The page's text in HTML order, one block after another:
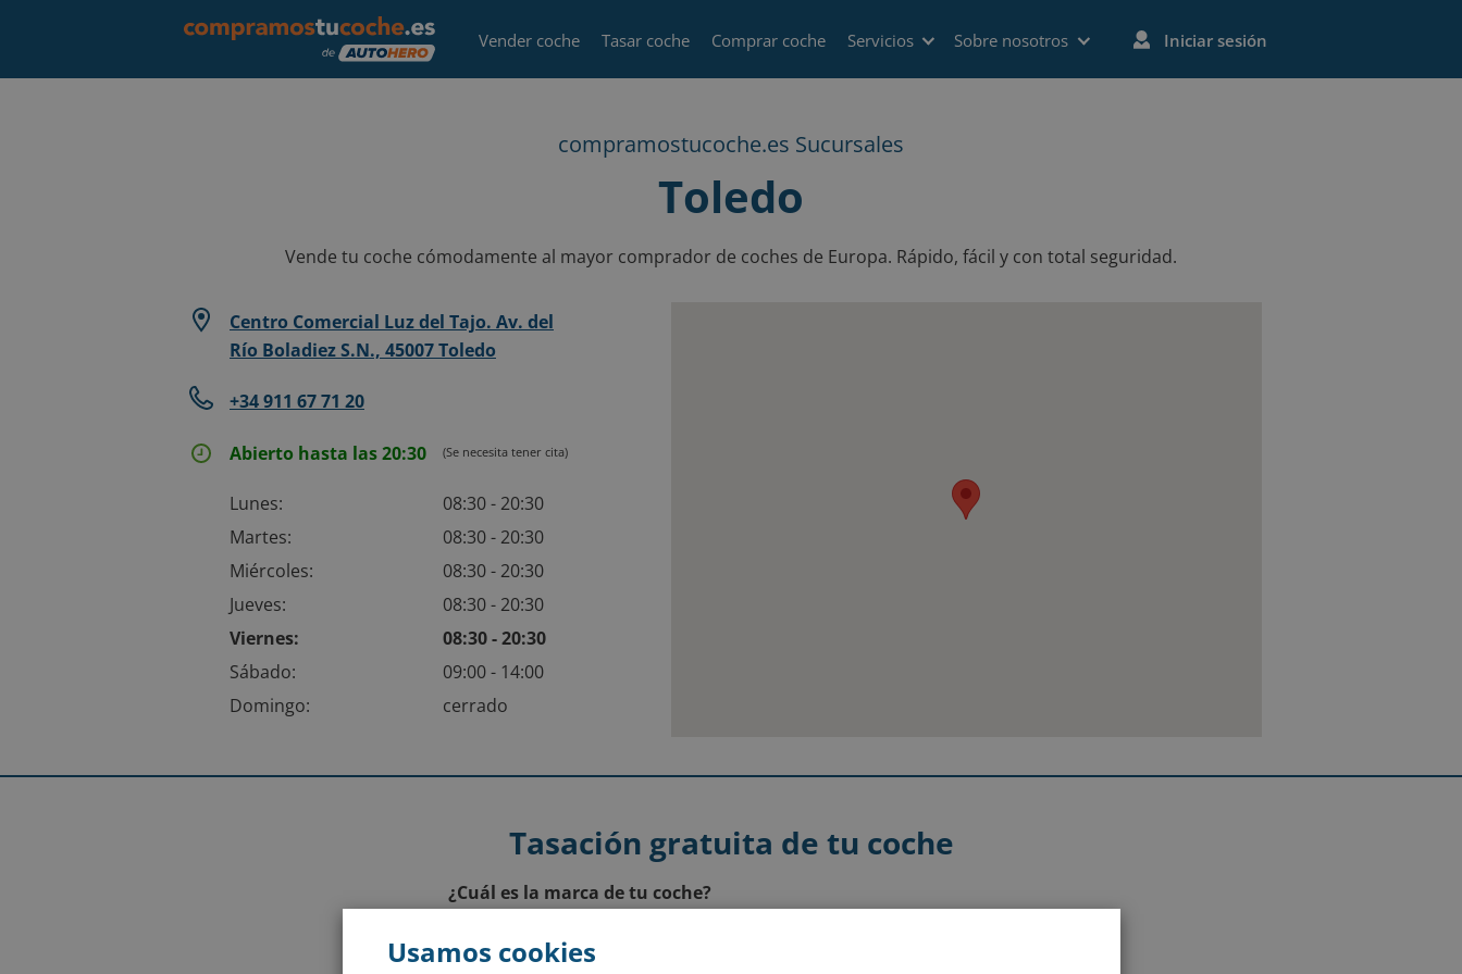
Vender coche Tasar coche Comprar coche Servicios Sobre nosotros Iniciar sesión
compramostucoche.es Sucursales
Toledo
Vende tu coche cómodamente al mayor comprador de coches de Europa. Rápido, fácil y con total seguridad.
Centro Comercial Luz del Tajo. Av. del
Río Boladiez S.N., 45007 Toledo
+34 911 67 71 20
Abierto hasta las 20:30 (Se necesita tener cita)
Lunes:
08:30 - 20:30
Martes:
08:30 - 20:30
Miércoles:
08:30 - 20:30
Jueves:
08:30 - 20:30
Viernes:
08:30 - 20:30
Sábado:
09:00 - 14:00
Domingo:
cerrado
Tasación gratuita de tu coche
¿Cuál es la marca de tu coche?
Usamos cookies